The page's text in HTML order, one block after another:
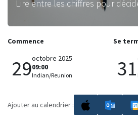
Lire entre les chiffres pour
Commence
29octobre 2025
09:00
Indian/Reunion
Se
31
Ajouter au calendrier :